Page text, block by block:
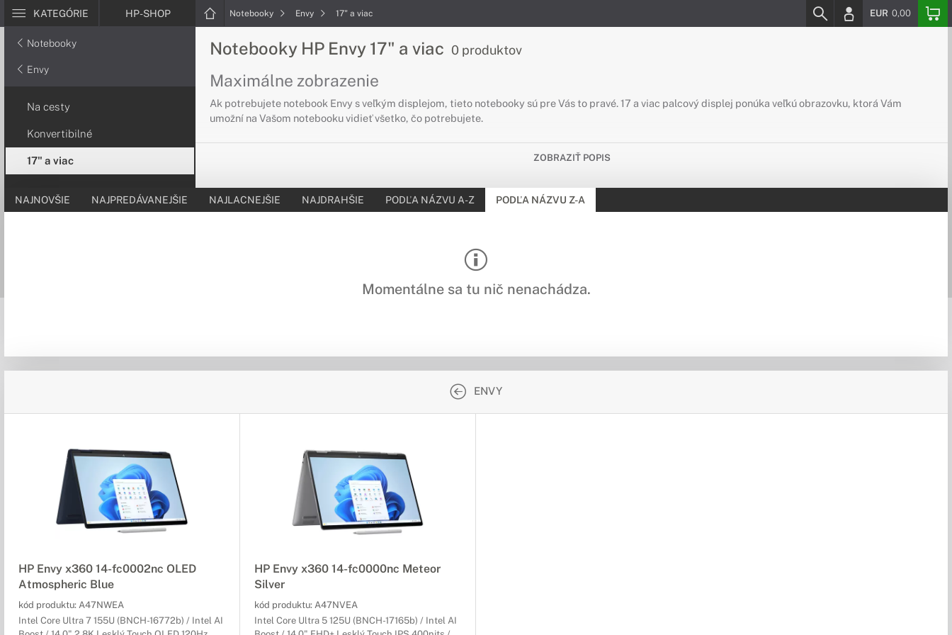
KATEGÓRIE HP-SHOP Notebooky Envy 17" a viac EUR 0,00
Notebooky
Envy
Na cesty
Konvertibilné
17" a viac
Notebooky HP Envy 17" a viac 0 produktov
Maximálne zobrazenie
Ak potrebujete notebook Envy s veľkým displejom, tieto notebooky sú pre Vás to pravé. 17 a viac palcový displej ponúka veľkú obrazovku, ktorá Vám
umožní na Vašom notebooku vidieť všetko, čo potrebujete.
ZOBRAZIŤ POPIS
NAJNOVŠIE NAJPREDÁVANEJŠIE NAJLACNEJŠIE NAJDRAHŠIE PODĽA NÁZVU A-Z PODĽA NÁZVU Z-A
Momentálne sa tu nič nenachádza.
ENVY
HP Envy x360 14-fc0002nc OLED
Atmospheric Blue
kód produktu: A47NWEA
Intel Core Ultra 7 155U (BNCH-16772b) / Intel AI
HP Envy x360 14-fc0000nc Meteor
Silver
kód produktu: A47NVEA
Intel Core Ultra 5 125U (BNCH-17165b) / Intel AI